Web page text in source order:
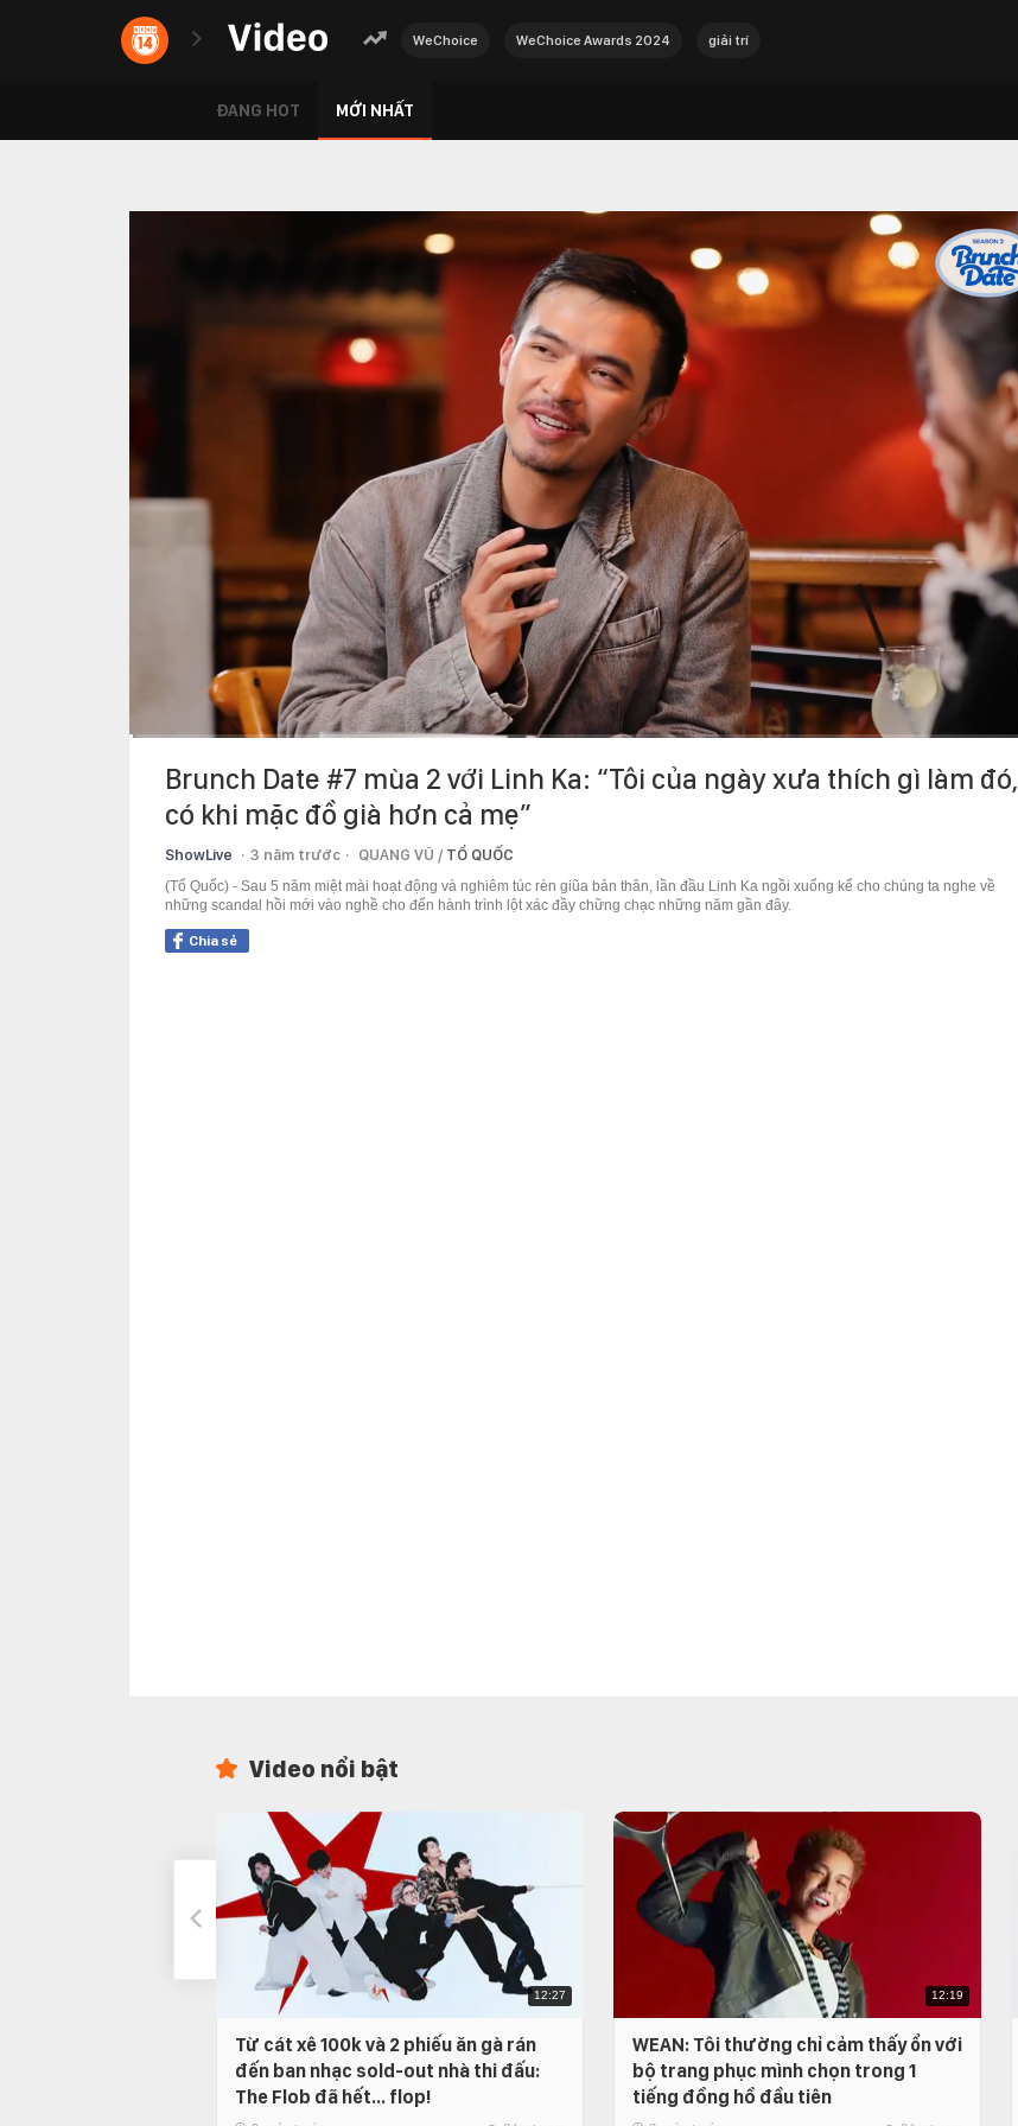
WeChoice WeChoice Awards 2024 giải trí
ĐANG HOT MỚI NHẤT
Time
Brunch Date #7 mùa 2 với Linh Ka: “Tôi của ngày xưa thích gì làm đó,
có khi mặc đồ già hơn cả mẹ”
ShowLive 3 năm trước QUANG VŨ / TỔ QUỐC
(Tổ Quốc) - Sau 5 năm miệt mài hoạt động và nghiêm túc rèn giũa bản thân, lần đầu Linh Ka ngồi xuống kể cho chúng ta nghe về
những scandal hồi mới vào nghề cho đến hành trình lột xác đầy chững chạc những năm gần đây.
Chia sẻ
Video nổi bật
12:27
Từ cát xê 100k và 2 phiếu ăn gà rán
đến ban nhạc sold-out nhà thi đấu:
The Flob đã hết… flop!
12:19
WEAN: Tôi thường chỉ cảm thấy ổn với
bộ trang phục mình chọn trong 1
tiếng đồng hồ đầu tiên